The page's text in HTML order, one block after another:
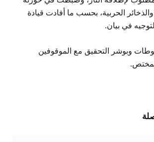
الحربية، بحسب ما أفادت قيادة
في بيان.
وبوشر التحقيق مع الموقوفين